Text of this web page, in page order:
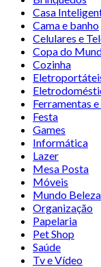
Casa
Cama e banho
Celulares e
Copa do
Cozinha
Ferramentas
Festa
Games
Informática
Lazer
Mesa Posta
Móveis
Mundo Beleza
Organização
Papelaria
Pet Shop
Saúde
Tv e Vídeo